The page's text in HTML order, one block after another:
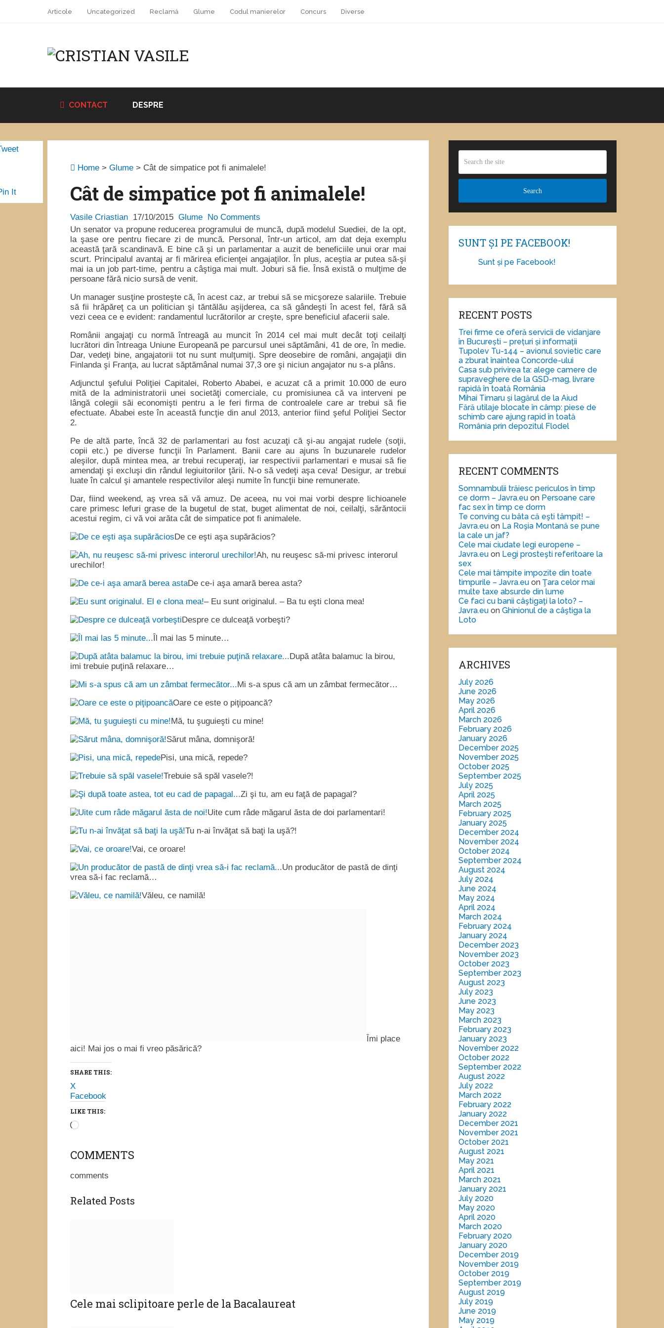
Articole Uncategorized Reclamă Glume Codul manierelor Concurs Diverse
CONTACT DESPRE
Home >Glume > Cât de simpatice pot fi animalele!
Cât de simpatice pot fi animalele!
Vasile Criastian 17/10/2015 Glume No Comments
Un senator va propune reducerea programului de muncă, după modelul Suediei, de la opt,
la şase ore pentru fiecare zi de muncă. Personal, într-un articol, am dat deja exemplu
această ţară scandinavă. E bine că şi un parlamentar a auzit de beneficiile unui orar mai
scurt. Principalul avantaj ar fi mărirea eficienţei angajaţilor. În plus, aceştia ar putea să-şi
mai ia un job part-time, pentru a câştiga mai mult. Joburi să fie. Însă există o mulţime de
persoane fără nicio sursă de venit.
Un manager susţine prosteşte că, în acest caz, ar trebui să se micşoreze salariile. Trebuie
să fii hrăpăreţ ca un politician şi tăntălău aşijderea, ca să gândeşti în acest fel, fără să
vezi ceea ce e evident: randamentul lucrătorilor ar creşte, spre beneficiul afacerii sale.
Românii angajaţi cu normă întreagă au muncit în 2014 cel mai mult decât toţi ceilalţi
lucrători din întreaga Uniune Europeană pe parcursul unei săptămâni, 41 de ore, în medie.
Dar, vedeţi bine, angajatorii tot nu sunt mulţumiţi. Spre deosebire de români, angajaţii din
Finlanda şi Franţa, au lucrat săptămânal numai 37,3 ore şi niciun angajator nu s-a plâns.
Adjunctul şefului Poliţiei Capitalei, Roberto Ababei, e acuzat că a primit 10.000 de euro
mită de la administratorii unei societăţi comerciale, cu promisiunea că va interveni pe
lângă colegii săi economişti pentru a le feri firma de controalele care ar trebui să fie
efectuate. Ababei este în această funcţie din anul 2013, anterior fiind şeful Poliţiei Sector
2.
Pe de altă parte, încă 32 de parlamentari au fost acuzaţi că şi-au angajat rudele (soţii,
copii etc.) pe diverse funcţii în Parlament. Banii care au ajuns în buzunarele rudelor
aleşilor, după mintea mea, ar trebui recuperaţi, iar respectivii parlamentari e musai să fie
amendaţi şi excluşi din rândul legiuitorilor ţării. N-o să vedeţi aşa ceva! Desigur, ar trebui
luate în calcul şi amantele respectivilor aleşi numite în funcţii bine remunerate.
Dar, fiind weekend, aş vrea să vă amuz. De aceea, nu voi mai vorbi despre lichioanele
care primesc lefuri grase de la bugetul de stat, buget alimentat de noi, ceilalţi, sărăntocii
acestui regim, ci vă voi arăta cât de simpatice pot fi animalele.
De ce eşti aşa supărăcios?
Ah, nu reuşesc să-mi privesc interorul
urechilor!
De ce-i aşa amară berea asta?
– Eu sunt originalul. – Ba tu eşti clona mea!
Despre ce dulceaţă vorbeşti?
Îl mai las 5 minute…
După atâta balamuc la birou,
imi trebuie puţină relaxare…
Mi s-a spus că am un zâmbat fermecător…
Oare ce este o piţipoancă?
Mă, tu şuguieşti cu mine!
Sărut mâna, domnişoră!
Pisi, una mică, repede?
Trebuie să spăl vasele?!
Zi şi tu, am eu faţă de papagal?
Uite cum râde măgarul ăsta de doi parlamentari!
Tu n-ai învăţat să baţi la uşă?!
Vai, ce oroare!
Un producător de pastă de dinţi
vrea să-i fac reclamă…
Văleu, ce namilă!
comments
It
Related Posts
Cele mai sclipitoare perle de la Bacalaureat
SUNT ȘI PE FACEBOOK!
Sunt și pe Facebook!
RECENT POSTS
Trei firme ce oferă servicii de vidanjare
în București – prețuri și informații
Tupolev Tu-144 – avionul sovietic care
a zburat înaintea Concorde-ului
Casa sub privirea ta: alege camere de
supraveghere de la GSD-mag, livrare
rapidă în toată România
Mihai Timaru și lagărul de la Aiud
Fără utilaje blocate în câmp: piese de
schimb care ajung rapid în toată
România prin depozitul Flodel
RECENT COMMENTS
Somnambulii trăiesc periculos în timp
ce dorm – Javra.eu on Persoane care
fac sex în timp ce dorm
Te conving cu bâta că eşti tâmpit! –
Javra.eu on La Roşia Montană se pune
la cale un jaf?
Cele mai ciudate legi europene –
Javra.eu on Legi prosteşti referitoare la
sex
Cele mai tâmpite impozite din toate
timpurile – Javra.eu onŢara celor mai
multe taxe absurde din lume
Ce faci cu banii câştigaţi la loto? –
Javra.eu onGhinionul de a câştiga la
Loto
ARCHIVES
July 2026
June 2026
May 2026
April 2026
March 2026
February 2026
January 2026
December 2025
November 2025
October 2025
September 2025
July 2025
April 2025
March 2025
February 2025
January 2025
December 2024
November 2024
October 2024
September 2024
August 2024
July 2024
June 2024
May 2024
April 2024
March 2024
February 2024
January 2024
December 2023
November 2023
October 2023
September 2023
August 2023
July 2023
June 2023
May 2023
March 2023
February 2023
January 2023
November 2022
October 2022
September 2022
August 2022
July 2022
March 2022
February 2022
January 2022
December 2021
November 2021
October 2021
August 2021
May 2021
April 2021
March 2021
January 2021
July 2020
May 2020
April 2020
March 2020
February 2020
January 2020
December 2019
November 2019
October 2019
September 2019
August 2019
July 2019
June 2019
May 2019